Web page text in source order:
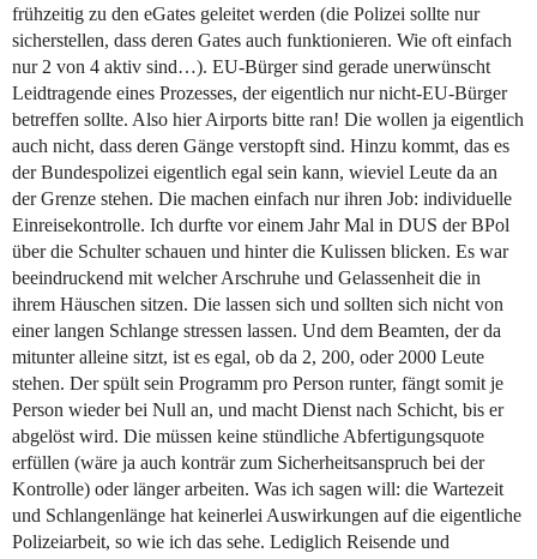
frühzeitig zu den eGates geleitet werden (die Polizei sollte nur
sicherstellen, dass deren Gates auch funktionieren. Wie oft einfach
nur 2 von 4 aktiv sind…). EU-Bürger sind gerade unerwünscht
Leidtragende eines Prozesses, der eigentlich nur nicht-EU-Bürger
betreffen sollte. Also hier Airports bitte ran! Die wollen ja eigentlich
auch nicht, dass deren Gänge verstopft sind. Hinzu kommt, das es
der Bundespolizei eigentlich egal sein kann, wieviel Leute da an
der Grenze stehen. Die machen einfach nur ihren Job: individuelle
Einreisekontrolle. Ich durfte vor einem Jahr Mal in DUS der BPol
über die Schulter schauen und hinter die Kulissen blicken. Es war
beeindruckend mit welcher Arschruhe und Gelassenheit die in
ihrem Häuschen sitzen. Die lassen sich und sollten sich nicht von
einer langen Schlange stressen lassen. Und dem Beamten, der da
mitunter alleine sitzt, ist es egal, ob da 2, 200, oder 2000 Leute
stehen. Der spült sein Programm pro Person runter, fängt somit je
Person wieder bei Null an, und macht Dienst nach Schicht, bis er
abgelöst wird. Die müssen keine stündliche Abfertigungsquote
erfüllen (wäre ja auch konträr zum Sicherheitsanspruch bei der
Kontrolle) oder länger arbeiten. Was ich sagen will: die Wartezeit
und Schlangenlänge hat keinerlei Auswirkungen auf die eigentliche
Polizeiarbeit, so wie ich das sehe. Lediglich Reisende und